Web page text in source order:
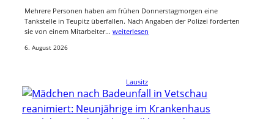
Mehrere Personen haben am frühen Donnerstagmorgen eine
Tankstelle in Teupitz überfallen. Nach Angaben der Polizei forderten
sie von einem Mitarbeiter… weiterlesen
6. August 2026
Lausitz